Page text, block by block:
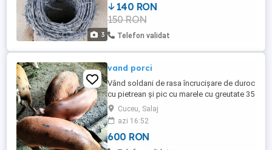
3
140 RON
150 RON
Telefon validat
vand porci
Vând soldani de rasa încrucișare de duroc
cu pietrean și pic cu marele cu greutate 35
- 45 kg tratați la zi frumoși și mâncăcioși
Cuceu, Salaj
azi 16:52
600 RON